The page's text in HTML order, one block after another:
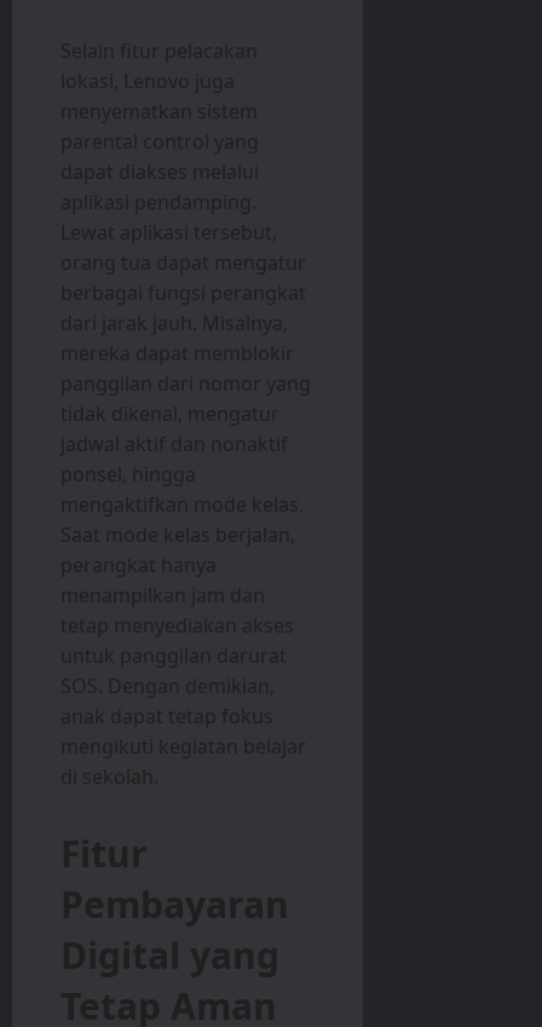
Selain fitur pelacakan
lokasi, Lenovo juga
menyematkan sistem
parental control yang
dapat diakses melalui
aplikasi pendamping.
Lewat aplikasi tersebut,
orang tua dapat mengatur
berbagai fungsi perangkat
dari jarak jauh. Misalnya,
mereka dapat memblokir
panggilan dari nomor yang
tidak dikenal, mengatur
jadwal aktif dan nonaktif
ponsel, hingga
mengaktifkan mode kelas.
Saat mode kelas berjalan,
perangkat hanya
menampilkan jam dan
tetap menyediakan akses
untuk panggilan darurat
SOS. Dengan demikian,
anak dapat tetap fokus
mengikuti kegiatan belajar
di sekolah.
Fitur
Pembayaran
Digital yang
Tetap Aman